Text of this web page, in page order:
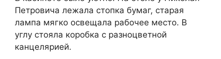
Петровича лежала стопка бумаг, старая
лампа мягко освещала рабочее место. В
углу стояла коробка с разноцветной
канцелярией.